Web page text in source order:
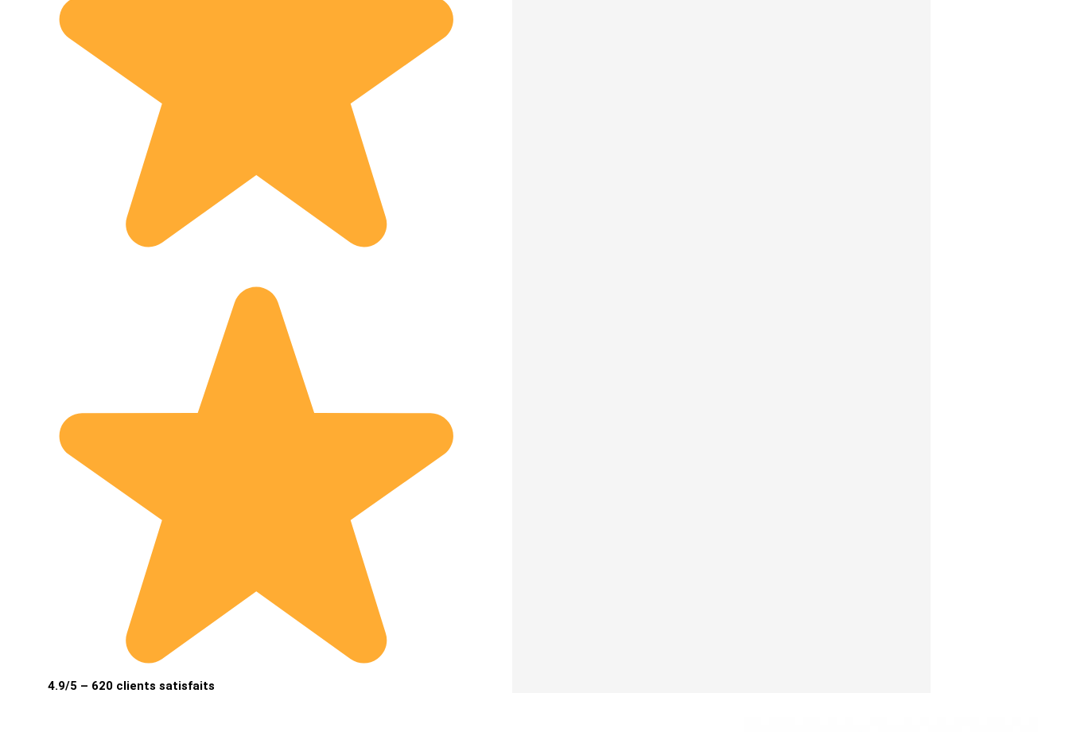
4.9/5 – 620 clients satisfaits